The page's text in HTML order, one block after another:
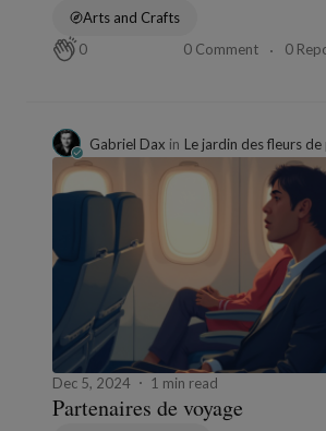
Arts and Crafts
0
0 Comment 0
Gabriel Dax in Le jardin des fleurs
Dec 5, 2024 1 min read
Partenaires de voyage